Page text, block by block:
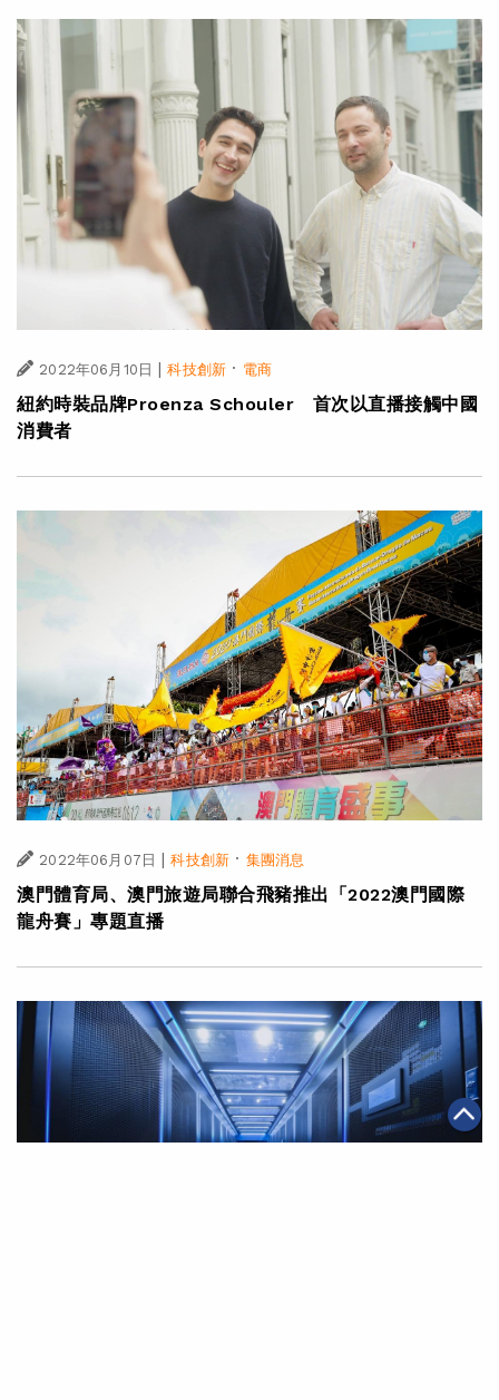
2022年06月10日 | 科技創新 · 電商
紐約時裝品牌Proenza Schouler 首次以直播接觸中國
消費者
2022年06月07日 科技創新 · 集團消息
澳門體育局、澳門旅遊局聯合飛豬推出「2022澳門國際
龍舟賽」專題直播